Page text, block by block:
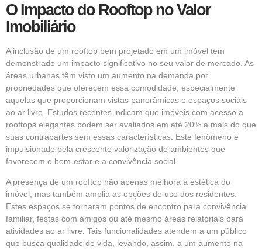
O Impacto do Rooftop no Valor
Imobiliário
A inclusão de um rooftop bem projetado em um imóvel tem
demonstrado um impacto significativo no seu valor de mercado. As
áreas urbanas têm visto um aumento na demanda por
propriedades que oferecem essa comodidade, especialmente
aquelas que proporcionam vistas panorâmicas e espaços sociais
ao ar livre. Estudos recentes indicam que imóveis com acesso a
rooftops elegantes podem ser avaliados em até 20% a mais do que
suas contrapartes sem essas características. Este fenômeno é
impulsionado pela crescente valorização de ambientes que
favorecem o bem-estar e a convivência social.
A presença de um rooftop não apenas melhora a estética do
imóvel, mas também amplia as opções de uso dos residentes.
Estes espaços se tornaram pontos de encontro para convivência
familiar, festas com amigos ou até mesmo áreas relatoriais para
atividades ao ar livre. Tais funcionalidades atendem a um público
que busca qualidade de vida, levando, assim, a um aumento na